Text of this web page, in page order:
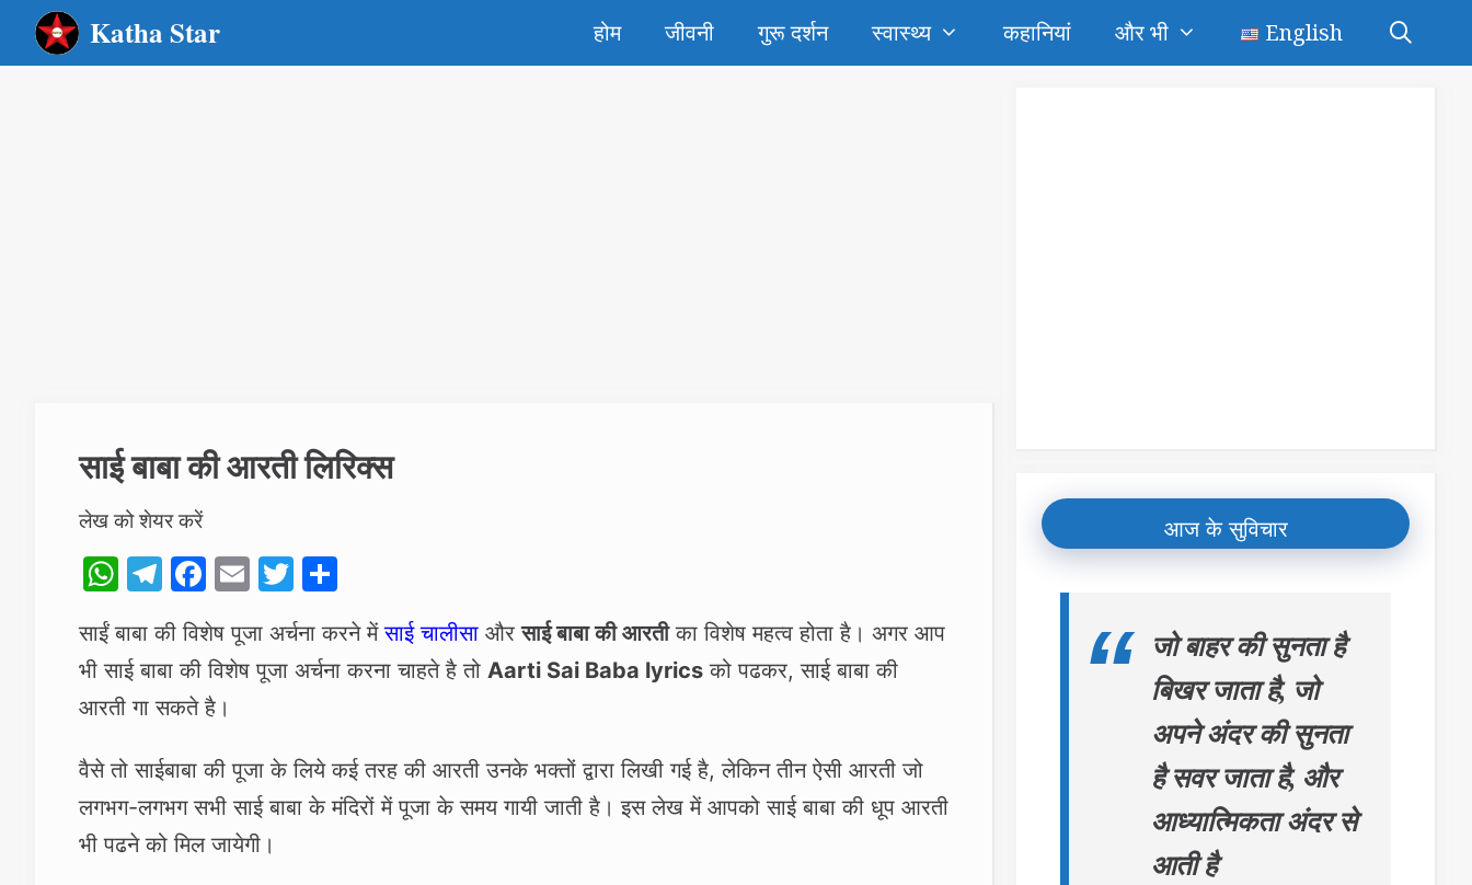
Skip
Katha Star होम जीवनी गुरू दर्शन स्‍वास्‍थ्‍य कहानियां और भी English
साई बाबा की आरती लिरिक्स
लेख को शेयर करें
W
at
s
A
p
p
T
e
gr
a
m
F
c
e
b
o
o
k
E
ai
l
T
itt
er
ar
e
साईं बाबा की विशेष पूजा अर्चना करने मेंसाई चालीसा औरसाई बाबा की आरतीका विशेष महत्‍व होता है। अगर आप
भी साई बाबा की विशेष पूजा अर्चना करना चाहते है तो Aarti Sai Baba lyrics को पढकर, साई बाबा की
आरती गा सकते है।
वैसे तो साईबाबा की पूजा के लिये कई तरह की आरती उनके भक्‍तों द्वारा लिखी गई है, लेकिन तीन ऐसी आरती जो
लगभग-लगभग सभी साई बाबा के मंदिरों में पूजा के समय गायी जाती है। इस लेख में आपको साई बाबा की धूप आरती
भी पढने को मिल जायेगी।
आज के सुविचार
जो बाहर की सुनता है
बिखर जाता है, जो
अपने अंदर की सुनता
है सवर जाता है, और
आध्यात्मिकता अंदर से
आती है